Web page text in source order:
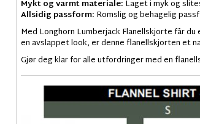
Mykt og varmt materiale: Laget i myk og
Allsidig passform: Romslig og behagelig
Med Longhorn Lumberjack Flanellskjorte får
en avslappet look, er denne flanellskjorten et
Gjør deg klar for alle utfordringer med en